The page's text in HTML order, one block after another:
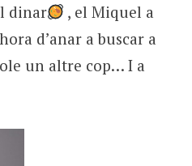
dinar
, el Miquel a
d’anar a buscar a
un altre cop… I a